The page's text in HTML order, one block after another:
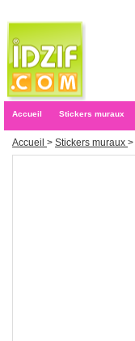
Accueil Stickers muraux
Accueil > Stickers muraux >